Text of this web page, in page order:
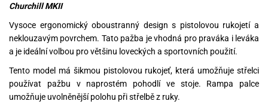
Churchill MKII
Vysoce ergonomický oboustranný design s pistolovou rukojetí a
neklouzavým povrchem. Tato pažba je vhodná pro praváka i leváka
a je ideální volbou pro většinu loveckých a sportovních použití.
Tento model má šikmou pistolovou rukojeť, která umožňuje střelci
používat pažbu v naprostém pohodlí ve stoje. Rampa palce
umožňuje uvolněnější polohu při střelbě z ruky.